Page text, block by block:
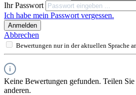
Ihr Passwort
Ich habe mein Passwort vergessen.
Anmelden
Abbrechen
Bewertungen nur in der aktuellen Sprache
Keine Bewertungen gefunden. Teilen
anderen.